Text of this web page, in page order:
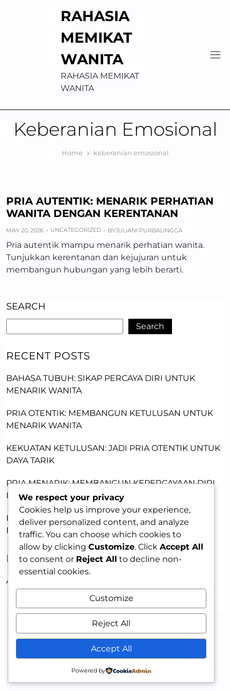
RAHASIA
MEMIKAT
WANITA
RAHASIA MEMIKAT
WANITA
Keberanian Emosional
Home keberanian emosional
PRIA AUTENTIK: MENARIK PERHATIAN
WANITA DENGAN KERENTANAN
MAY 20, 2026 UNCATEGORIZED BYJULIANI PURBALINGGA
Pria autentik mampu menarik perhatian wanita.
Tunjukkan kerentanan dan kejujuran untuk
membangun hubungan yang lebih berarti.
SEARCH
Search
RECENT POSTS
BAHASA TUBUH: SIKAP PERCAYA DIRI UNTUK
MENARIK WANITA
PRIA OTENTIK: MEMBANGUN KETULUSAN UNTUK
MENARIK WANITA
KEKUATAN KETULUSAN: JADI PRIA OTENTIK UNTUK
DAYA TARIK
PRIA MENARIK: MEMBANGUN KEPERCAYAAN DIRI
DENGAN KETULUSAN
MEMBANGUN DAYA TARIK LEWAT KERENTANAN:
KUNCI MEMIKAT WANITA
RECENT COMMENTS
A WordPress Commenter
We respect your privacy
Cookies help us improve your experience,
deliver personalized content, and analyze
traffic. You can choose which cookies to
allow by clicking Customize. Click Accept All
to consent or Reject All to decline non-
essential cookies.
Customize
Reject All
Accept All
Powered by